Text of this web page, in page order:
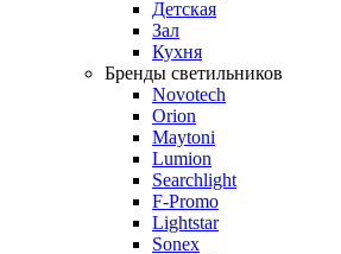
Детская
Зал
Кухня
Бренды светильников
Novotech
Orion
Maytoni
Lumion
Searchlight
F-Promo
Lightstar
Sonex